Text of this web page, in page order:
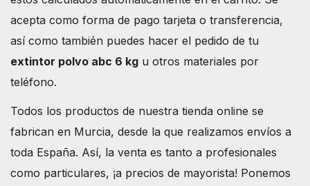
acepta como forma de pago tarjeta o transferencia,
así como también puedes hacer el pedido de tu
extintor polvo abc 6 kg u otros materiales por
teléfono.
Todos los productos de nuestra tienda online se
fabrican en Murcia, desde la que realizamos envíos a
toda España. Así, la venta es tanto a profesionales
como particulares, ¡a precios de mayorista! Ponemos